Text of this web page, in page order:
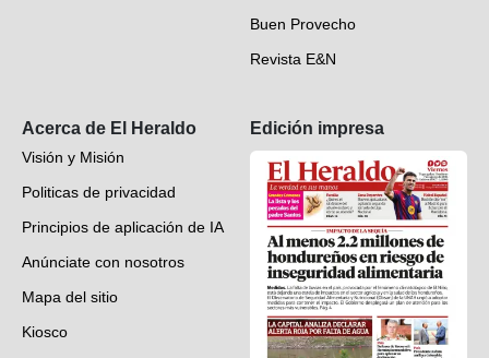
Buen Provecho
Revista E&N
Acerca de El Heraldo
Visión y Misión
Politicas de privacidad
Principios de aplicación de IA
Anúnciate con nosotros
Mapa del sitio
Kiosco
Edición impresa